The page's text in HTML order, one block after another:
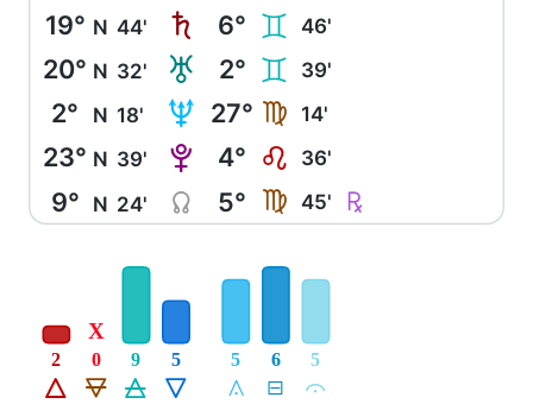
19° N 44' S 6° C 46'
20° N 32' T 2° C 39'
2° N 18' U 27° F 14'
23° N 39' V 4° E 36'
9° N 24' Y 5° F 45' Ç
Á
2
Ë
0
X
Ô
9
Ê
5
Å
5
É
6
Ă
5